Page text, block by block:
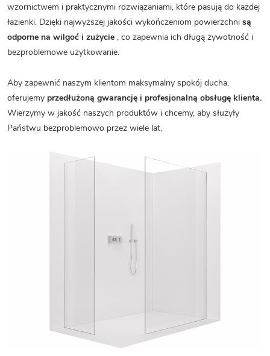
wzornictwem i praktycznymi rozwiązaniami, które pasują do każdej
łazienki. Dzięki najwyższej jakości wykończeniom powierzchni są
odporne na wilgoć i zużycie , co zapewnia ich długą żywotność i
bezproblemowe użytkowanie.
Aby zapewnić naszym klientom maksymalny spokój ducha,
oferujemy przedłużoną gwarancję i profesjonalną obsługę klienta.
Wierzymy w jakość naszych produktów i chcemy, aby służyły
Państwu bezproblemowo przez wiele lat.